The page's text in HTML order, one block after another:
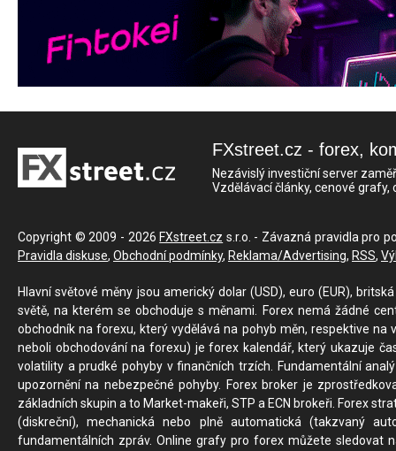
FXstreet.cz - forex,
Nezávislý investiční server
Vzdělávací články, cenové
Copyright © 2009 - 2026 FXstreet.cz s.r.o. - Závazná pravidla pro
Pravidla diskuse, Obchodní podmínky, Reklama/Advertising, RSS,
Hlavní světové měny jsou americký dolar (USD), euro (EUR),
světě, na kterém se obchoduje s měnami. Forex nemá žádné
obchodník na forexu, který vydělává na pohyb měn, respektive
neboli obchodování na forexu) je forex kalendář, který ukazuje
volatility a prudké pohyby v finančních trzích. Fundamentální
upozornění na nebezpečné pohyby. Forex broker je
základních skupin a to Market-makeři, STP a ECN brokeři. Forex
(diskreční), mechanická nebo plně automatická (takzvaný
fundamentálních zpráv. Online grafy pro forex můžete sledovat